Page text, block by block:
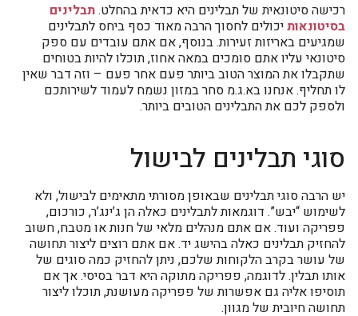
רכישה סיטונאית של תבלינים היא כדאית בהחלט.תבלינים
בסיטונאותיכולים לחסוך הרבה מאוד כסף ביחס לתבלינים
שמגיעים באריזות זעירות. בנוסף, אם אתם עובדים עם ספק
סיטונאי עליו אתם סומכים במאה אחוז, תוכלו להיות בטוחים
שתקבלו את המוצר הטוב ביותר פעם אחר פעם – וזה דבר שאין
לו תחליף. אנחנו בא.ג.מ סחר במזון נשמח לעמוד לשירותכם
ולספק לכם את התבלינים הטובים ביותר.
סוגי תבלינים לבישול
יש הרבה סוגי תבלינים שבאופן מסורתי מתאימים לבישול, ולא
לשימוש “יבש”. דוגמאות לתבלינים כאלה הן ג’ינג’ר, כורכום,
פפריקה ועוד. אם אתם מנהלים מלאי של חנות או מטבח, חשוב
להחזיק תבלינים כאלה בהישג יד. אם אתם רוצים ליצור תחושה
של עושר בקרב הלקוחות שלכם, ניתן להחזיק כמה סוגים של
אותו תבלין. לדוגמה, פפריקה מתוקה היא דבר בסיסי. אך אם
תוסיפו אליה גם אפשרות של פפריקה מעושנת, תוכלו ליצור
תחושה חיובית של מגוון.